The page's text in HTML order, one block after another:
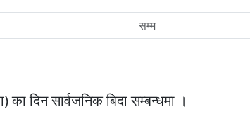
दिन सार्वजनिक बिदा सम्बन्धमा ।